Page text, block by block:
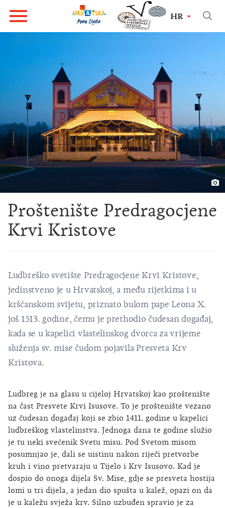
HR
Proštenište Predragocjene
Krvi Kristove
Ludbreško svetište Predragocjene Krvi Kristove,
jedinstveno je u Hrvatskoj, a među rijetkima i u
kršćanskom svijetu, priznato bulom pape Leona X.
još 1513. godine, čemu je prethodio čudesan događaj,
kada se u kapelici vlastelinskog dvorca za vrijeme
služenja sv. mise čudom pojavila Presveta Krv
Kristova.
Ludbreg je na glasu u cijeloj Hrvatskoj kao proštenište
na čast Presvete Krvi Isusove. To je proštenište vezano
uz čudesan događaj koji se zbio 1411. godine u kapelici
ludbreškog vlastelinstva. Jednoga dana te godine služio
je tu neki svećenik Svetu misu. Pod Svetom misom
posumnjao je, dali se uistinu nakon riječi pretvorbe
kruh i vino pretvaraju u Tijelo i Krv Isusovo. Kad je
dospio do onoga dijela Sv. Mise, gdje se presveta hostija
lomi u tri dijela, a jedan dio spušta u kalež, opazi on da
je u kaležu svježa krv. Silno uzbuđen spravio je za